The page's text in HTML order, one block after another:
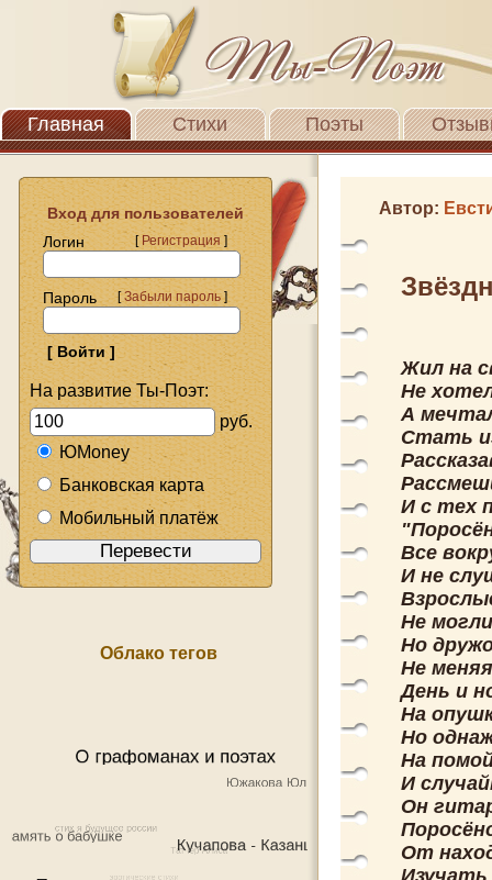
Главная Стихи Поэты
Вход для пользователей
Логин
[Регистрация]
Пароль [Забыли пароль]
На развитие Ты-Поэт:
руб.
ЮMoney
Банковская карта
Мобильный платёж
Облако тегов
Автор:
Жил на
Не
А
Стать
И с тех
Все
И не
Не
Но
Не
День и
На
Но
На
И
Он
От
Изучать